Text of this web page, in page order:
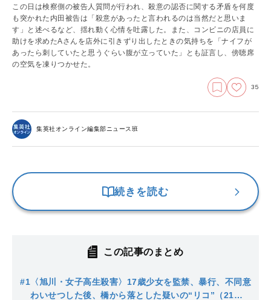
この日は検察側の被告人質問が行われ、殺意の認否に関する矛盾を何度
も突かれた内田被告は「殺意があったと言われるのは当然だと思いま
す」と述べるなど、揺れ動く心情を吐露した。また、コンビニの店員に
助けを求めたAさんを店外に引きずり出したときの気持ちを「ナイフが
あったら刺していたと思うぐらい腹が立っていた」とも証言し、傍聴席
の空気を凍りつかせた。
35
集英社オンライン編集部ニュース班
続きを読む
この記事のまとめ
#1 〈旭川・女子高生殺害〉17歳少女を監禁、暴行、不同意
わいせつした後、橋から落とした疑いの“リコ”（21）